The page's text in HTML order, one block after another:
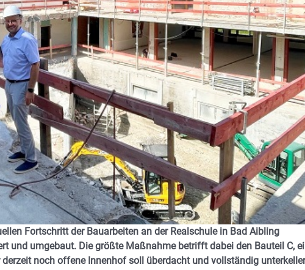
Fortschritt der Bauarbeiten an der Realschule in Bad Aibling
und umgebaut. Die größte Maßnahme betrifft dabei den Bauteil C,
noch offene Innenhof soll überdacht und vollständig